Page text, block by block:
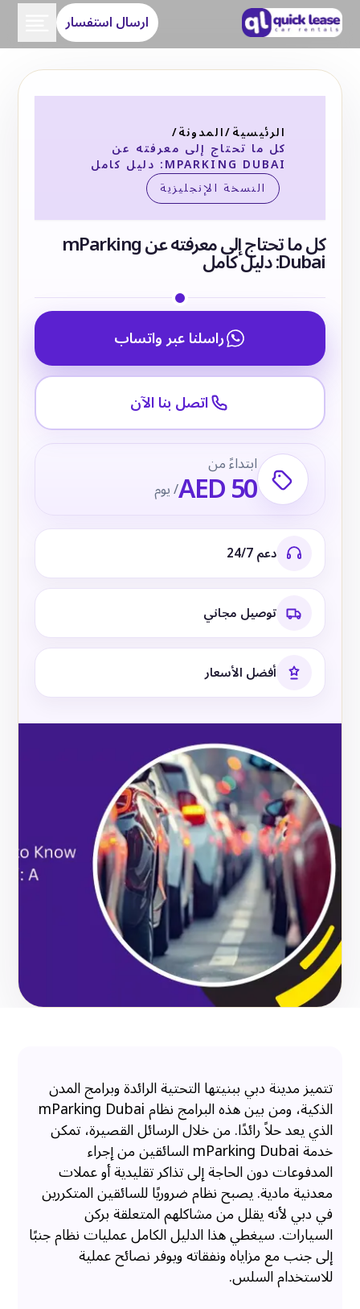
ارسال استفسار
الرئيسية/المدونة/
كل ما تحتاج إلى معرفته عن
MPARKING DUBAI: دليل كامل
النسخة الإنجليزية
كل ما تحتاج إلى معرفته عن mParking Dubai: دليل كامل
راسلنا عبر واتساب
اتصل بنا الآن
ابتداءً من
AED 50/ يوم
دعم 24/7
توصيل مجاني
أفضل الأسعار
تتميز مدينة دبي ببنيتها التحتية الرائدة وبرامج المدن
الذكية، ومن بين هذه البرامج نظام mParking Dubai
الذي يعد حلاً رائدًا. من خلال الرسائل القصيرة، تمكن
خدمة mParking Dubai السائقين من إجراء
المدفوعات دون الحاجة إلى تذاكر تقليدية أو عملات
معدنية مادية. يصبح نظام ضروريًا للسائقين المتكررين
في دبي لأنه يقلل من مشاكلهم المتعلقة بركن
السيارات. سيغطي هذا الدليل الكامل عمليات نظام جنبًا
إلى جنب مع مزاياه ونفقاته ويوفر نصائح عملية
للاستخدام السلس.